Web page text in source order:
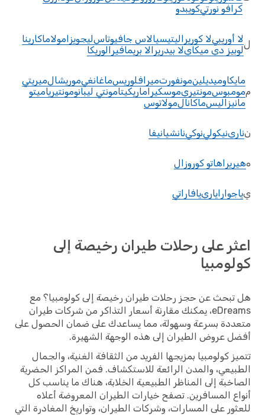
كرافو نورتيكويبدو
للا أوريبيلا كوريراليتيسيالاس جافيوتاسليجويزامولاماكارينا
لوبيز دي ميكايلا بيدريرالا بريمافيرالوريكا
م
مايكاوميديلينمونفورتميرافلوريسماغانغيموريشالميريتي
مومبوسمونتيريموسكيراماريكيتامونتي ليبانومونتيرياميتو
مانيزاليسماكانالمولاتوس
ننارينيكولينوكينانشيانيفا
ههيريراهاتو كوروزال
يياجوارايارييافاراتي
اعثر على رحلات طيران رخيصة إلى
كولومبيا
هل تبحث عن حجز رحلات طيران رخيصة إلى كولومبيا؟ مع
eDreams، يمكنك مقارنة أسعار التذاكر من شركات طيران
متعددة بسرعة وسهولة، مما يساعدك على ضمان الحصول على
أفضل عروض الطيران إلى هذه الوجهة الشهيرة.
تتميز كولومبيا بمزيجها الفريد من الثقافة الغنية، والجمال
الطبيعي، والمدن الرائعة للاستكشاف. فمن المراكز الحضرية
الصاخبة إلى المناظر الطبيعية الخلابة، هناك ما يناسب كل
أنواع المسافرين. تصفح خيارات الطيران المعروضة أعلاه
للعثور على المسارات، وشركات الطيران، وتواريخ المغادرة التي